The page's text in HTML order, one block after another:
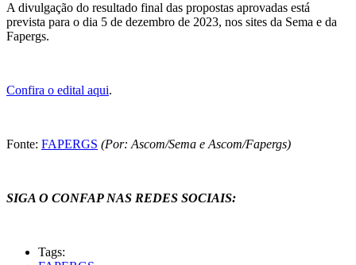
A divulgação do resultado final das propostas aprovadas está
prevista para o dia 5 de dezembro de 2023, nos sites da Sema e da
Fapergs.
Confira o edital aqui.
Fonte: FAPERGS (Por: Ascom/Sema e Ascom/Fapergs)
SIGA O CONFAP NAS REDES SOCIAIS:
Tags: